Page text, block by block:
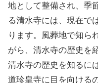
地として整備され、季
る清水寺には、現在で
ります。風葬地で知ら
がら、清水寺の歴史を
清水寺の歴史を知るに
道珍皇寺に目を向ける